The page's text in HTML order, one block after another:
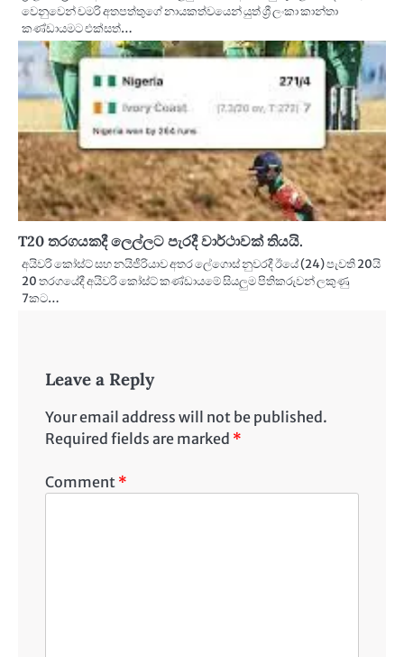
වෙනුවෙන් චමරි අතපත්තුගේ නායකත්වයෙන් යුත් ශ්‍රී ලංකා කාන්තා
කණ්ඩායමට එක්සත්…
T20 තරගයකදී ලෙල්ලට පැරදී වාර්ථාවක් තියයි.
අයිවරි කෝස්ට් සහ නයිජීරියාව අතර ලේගොස් නුවරදී ඊයේ (24) පැවති 20යි
20 තරගයේදී අයිවරි කෝස්ට් කණ්ඩායමේ සියලුම පිතිකරුවන් ලකුණු
7කට…
Leave a Reply
Your email address will not be published.
Required fields are marked *
Comment *